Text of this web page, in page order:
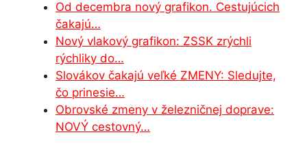
k er
Od decembra nový grafikon. Cestujúcich
čakajú…
Nový vlakový grafikon: ZSSK zrýchli
rýchliky do…
Slovákov čakajú veľké ZMENY: Sledujte,
čo prinesie…
Obrovské zmeny v železničnej doprave:
NOVÝ cestovný…